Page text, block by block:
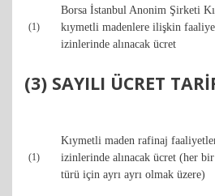
(1)
Borsa İstanbul Anonim Şirketi
kıymetli madenlere ilişkin
izinlerinde alınacak ücret
(3) SAYILI ÜCRET
(1)
Kıymetli maden rafinaj
izinlerinde alınacak ücret (her
türü için ayrı ayrı olmak üzere)